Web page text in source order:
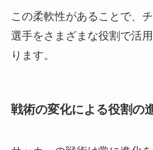
この柔軟性があることで、
選手をさまざまな役割で活
ります。
戦術の変化による役割の